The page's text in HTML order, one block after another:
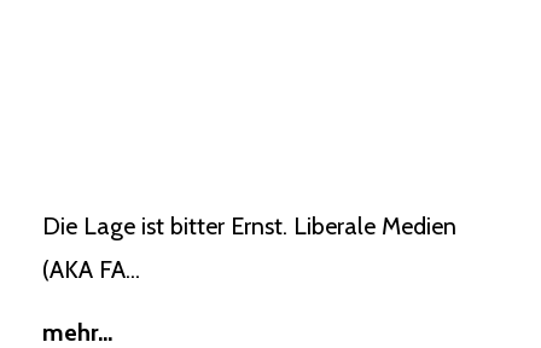
Die Lage ist bitter Ernst. Liberale Medien
(AKA FA...
mehr...